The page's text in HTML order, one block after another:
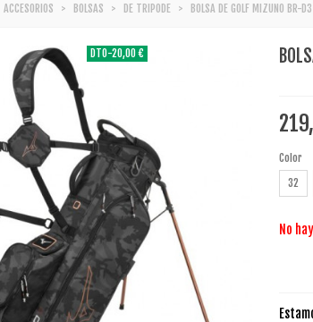
ACCESORIOS > BOLSAS > DE TRIPODE > BOLSA DE GOLF MIZUNO BR-
DTO-20,00 €
Color
32
No